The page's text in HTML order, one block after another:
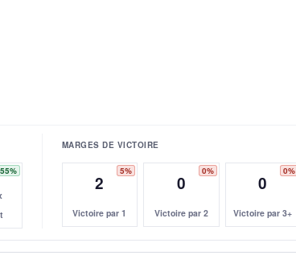
55%
MARGES DE VICTOIRE
5%
2
Victoire par 1
0%
0
Victoire par 2
0%
0
Victoire par 3+